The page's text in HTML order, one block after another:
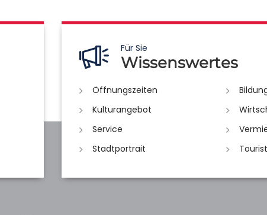
Für Sie
Wissenswertes
Öffnungszeiten
Kulturangebot
Service
Stadtportrait